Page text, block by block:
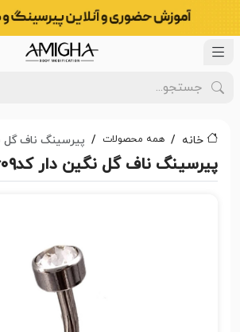
خانه همه محصولات پیرسینگ ناف گل
پیرسینگ ناف گل نگین دار کد۲۶۰۹